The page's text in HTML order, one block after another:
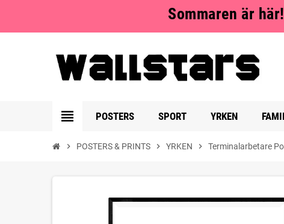
Sommaren är
view_headline POSTERS SPORT YRKEN
chevron_right POSTERS & PRINTS chevron_right YRKEN chevron_right Terminalarbetare